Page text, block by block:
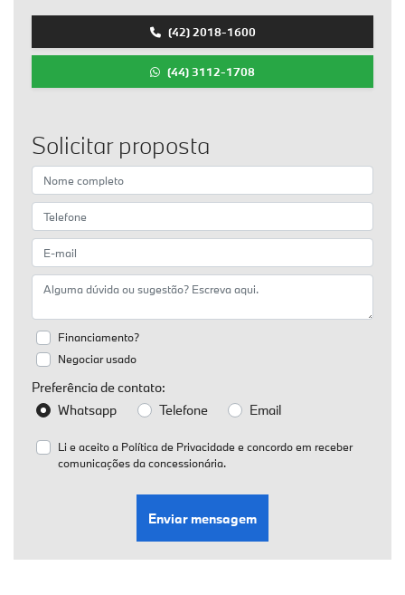
(42) 2018-1600
(44) 3112-1708
Solicitar proposta
Financiamento?
Negociar usado
Preferência de contato:
Whatsapp
Telefone Email
Li e aceito a Política de Privacidadee concordo em receber
comunicações da concessionária.
Enviar mensagem